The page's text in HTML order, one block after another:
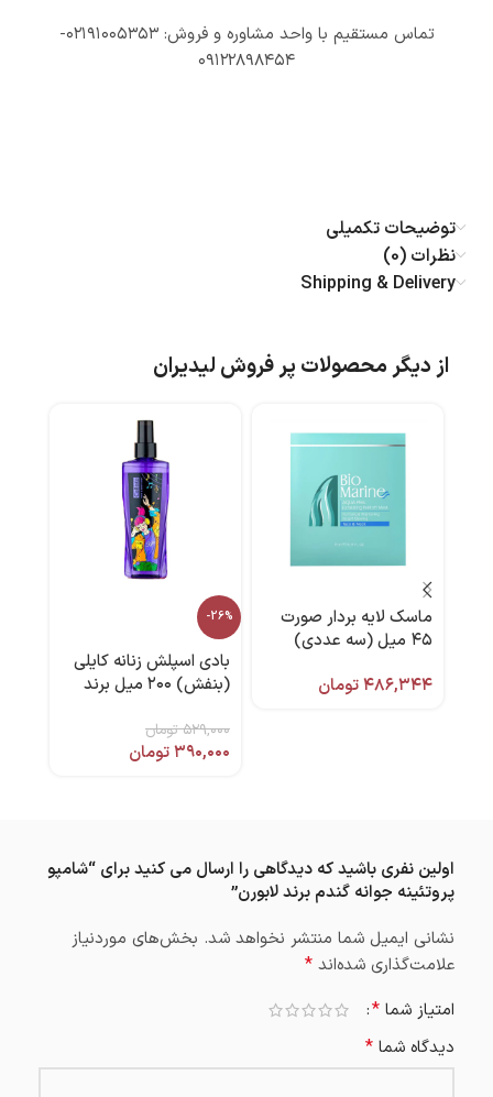
تماس مستقیم با واحد مشاوره و فروش: ۰۲۱۹۱۰۰۵۳۵۳-
۰۹۱۲۲۸۹۸۴۵۴
توضیحات تکمیلی
نظرات (0)
Shipping & Delivery
از دیگر محصولات پر فروش لیدیران
ماسک لایه بردار صورت
۴۵ میل (سه عددی)
۴۸۶,۳۴۴تومان
-26%
بادی اسپلش زنانه کایلی
(بنفش) ۲۰۰ میل برند
۵۲۹,۰۰۰تومان
۳۹۰,۰۰۰تومان
اولین نفری باشید که دیدگاهی را ارسال می کنید برای “شامپو
پروتئینه جوانه گندم برند لابورن”
نشانی ایمیل شما منتشر نخواهد شد. بخش‌های موردنیاز
علامت‌گذاری شده‌اند *
امتیاز شما *
دیدگاه شما *